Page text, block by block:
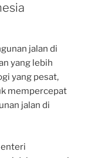
jalan di
yang lebih
yang pesat,
mempercepat
jalan di